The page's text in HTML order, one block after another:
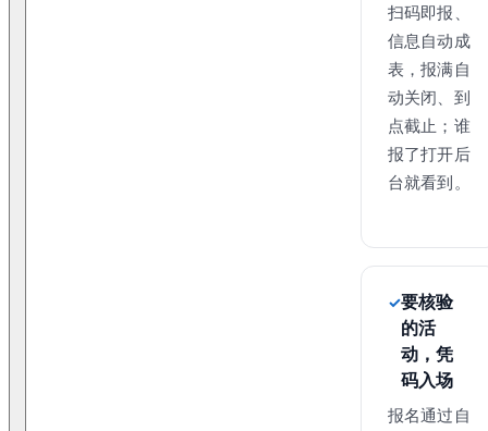
扫码即报、
信息自动成
表，报满自
动关闭、到
点截止；谁
报了打开后
台就看到。
要核验
的活
动，凭
码入场
报名通过自